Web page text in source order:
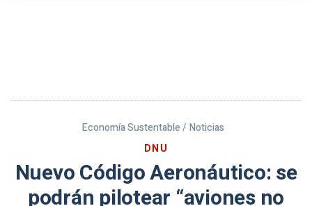
Economía Sustentable / Noticias
DNU
Nuevo Código Aeronáutico: se
podrán pilotear “aviones no